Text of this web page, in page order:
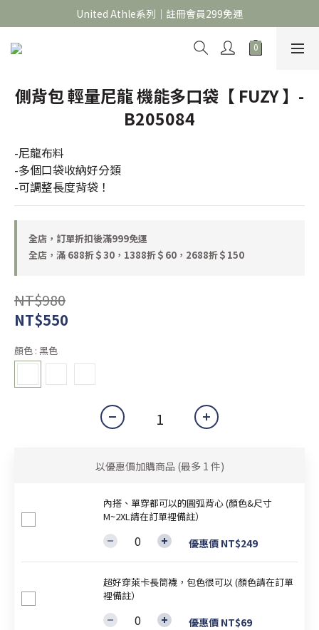
官網限定｜滿 688折＄30，1388折＄60，2688折＄150
United Athle系列｜註冊會員299免運
官網限定｜滿 688折＄30，1388折＄60，2688折＄150
側背包 輕量尼龍 機能多口袋【 FUZY 】-
B205084
-尼龍布料
-多個口袋收納好分類
-可調整長度背袋！
全店，訂單折扣後滿999免運
全店，滿 688折＄30，1388折＄60，2688折＄150
NT$980
NT$550
顏色 : 黑色
以優惠價加購商品 (最多 1 件)
內搭、單穿都可以的圓弧背心 (顏色&尺寸
M~2XL請在訂單裡備註）
優惠價 NT$249
超好穿萊卡長筒襪，包色很可以 (顏色請在訂單
裡備註）
優惠價 NT$69